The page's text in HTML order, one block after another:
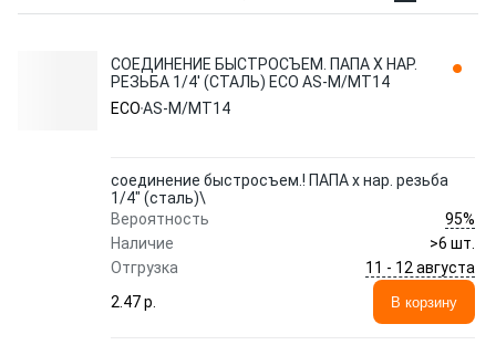
СОЕДИНЕНИЕ БЫСТРОСЪЕМ. ПАПА Х НАР.
РЕЗЬБА 1/4' (СТАЛЬ) ECO AS-M/MT14
ECOAS-M/MT14
соединение быстросъем.! ПАПА х нар. резьба
1/4" (сталь)\
Вероятность
95%
Наличие
>6 шт.
Отгрузка
11 - 12 августа
2.47 p.
В корзину